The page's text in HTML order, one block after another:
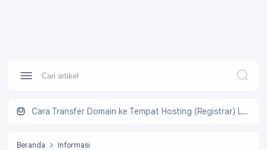
Cara Transfer Domain ke Tempat Hosting (Registrar) Lain
Beranda Informasi